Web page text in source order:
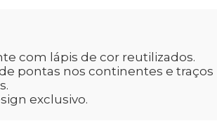
com lápis de cor reutilizados.
pontas nos continentes e traços
exclusivo.